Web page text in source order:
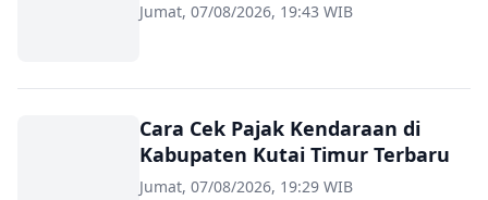
Jumat, 07/08/2026, 19:43 WIB
Cara Cek Pajak Kendaraan di
Kabupaten Kutai Timur Terbaru
Jumat, 07/08/2026, 19:29 WIB